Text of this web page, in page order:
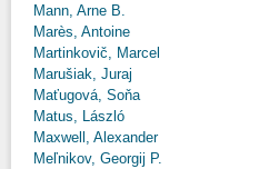
Mann, Arne B.
Marès, Antoine
Martinkovič, Marcel
Marušiak, Juraj
Maťugová, Soňa
Matus, László
Maxwell, Alexander
Meľnikov, Georgij P.